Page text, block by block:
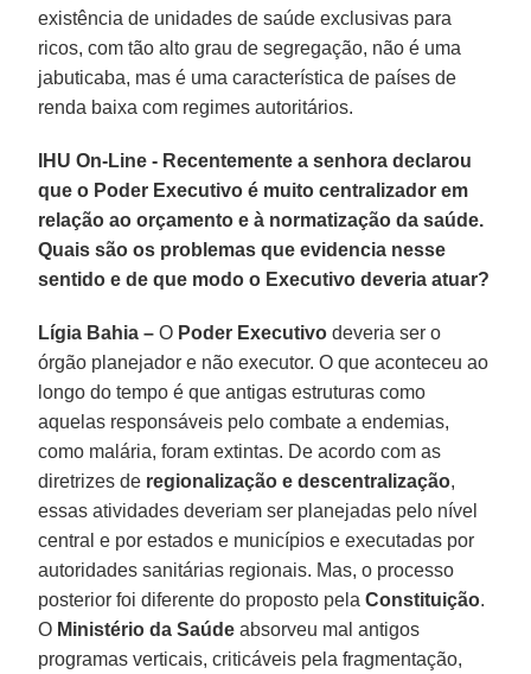
existência de unidades de saúde exclusivas para
ricos, com tão alto grau de segregação, não é uma
jabuticaba, mas é uma característica de países de
renda baixa com regimes autoritários.
IHU On-Line - Recentemente a senhora declarou
que o Poder Executivo é muito centralizador em
relação ao orçamento e à normatização da saúde.
Quais são os problemas que evidencia nesse
sentido e de que modo o Executivo deveria atuar?
Lígia Bahia – O Poder Executivo deveria ser o
órgão planejador e não executor. O que aconteceu ao
longo do tempo é que antigas estruturas como
aquelas responsáveis pelo combate a endemias,
como malária, foram extintas. De acordo com as
diretrizes de regionalização e descentralização,
essas atividades deveriam ser planejadas pelo nível
central e por estados e municípios e executadas por
autoridades sanitárias regionais. Mas, o processo
posterior foi diferente do proposto pelaConstituição.
O Ministério da Saúde absorveu mal antigos
programas verticais, criticáveis pela fragmentação,